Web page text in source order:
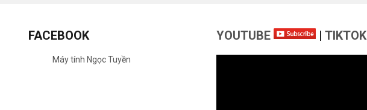
FACEBOOK
Máy tính Ngọc Tuyền
YOUTUBE | TIKTOK